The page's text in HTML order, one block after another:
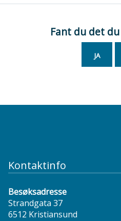
Fant du det
JA
Kontaktinfo
Besøksadresse
Strandgata 37
6512 Kristiansund